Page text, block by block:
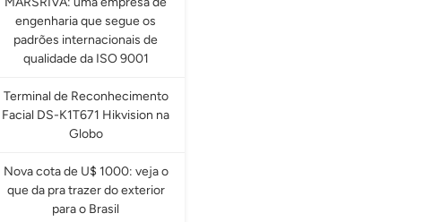
engenharia que segue os
padrões internacionais de
qualidade da ISO 9001
Terminal de Reconhecimento
Facial DS-K1T671 Hikvision na
Globo
Nova cota de U$ 1000: veja o
que da pra trazer do exterior
para o Brasil